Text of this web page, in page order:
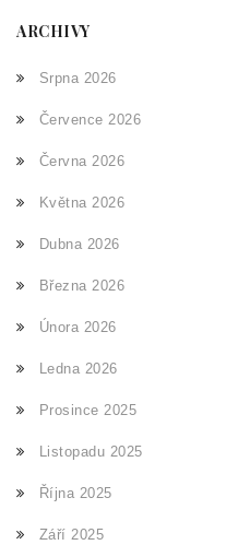
ARCHIVY
Srpna 2026
Července 2026
Června 2026
Května 2026
Dubna 2026
Března 2026
Února 2026
Ledna 2026
Prosince 2025
Listopadu 2025
Října 2025
Září 2025